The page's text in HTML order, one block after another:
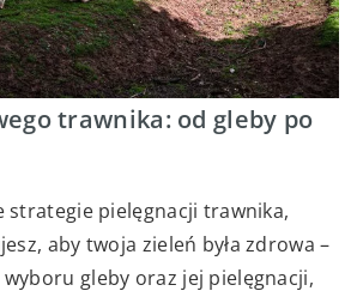
trawnika: od gleby po
strategie pielęgnacji trawnika,
aby twoja zieleń była zdrowa –
gleby oraz jej pielęgnacji,